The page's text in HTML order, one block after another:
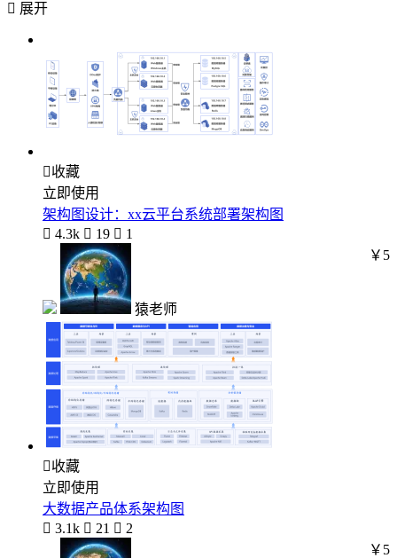
 展开
收藏
立即使用
架构图设计：xx云平台系统部署架构图
 4.3k  19  1
猿老师
￥5
收藏
立即使用
大数据产品体系架构图
 3.1k  21  2
￥5